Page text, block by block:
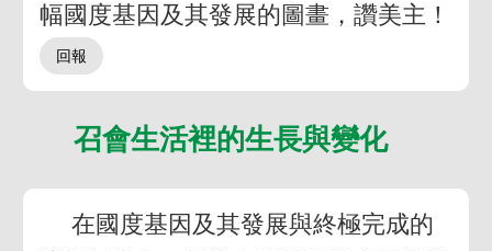
幅國度基因及其發展的圖畫，讚美主！
召會生活裡的生長與變化
在國度基因及其發展與終極完成的